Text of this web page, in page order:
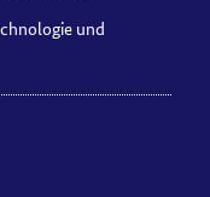
und